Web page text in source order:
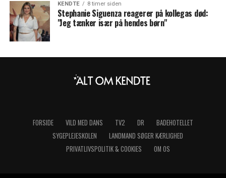
KENDTE 8 timer siden
Stephanie Siguenza reagerer på kollegas død:
"Jeg tænker især på hendes børn"
FORSIDE VILD MED DANS TV2 DR
BADEHOTELLET
SYGEPLEJESKOLEN
LANDMAND SØGER KÆRLIGHED
PRIVATLIVSPOLITIK & COOKIES
OM OS